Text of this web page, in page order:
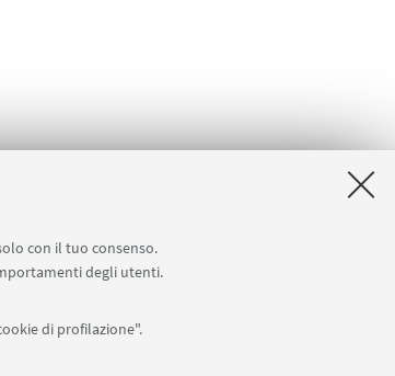
con il tuo consenso.
degli utenti.
di profilazione".